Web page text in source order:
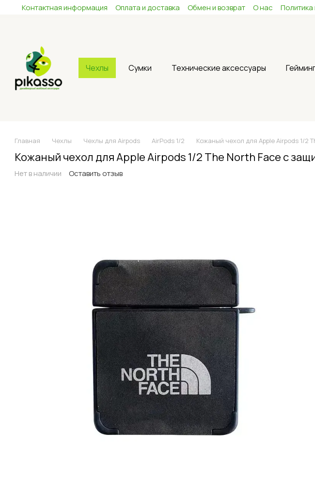
Перейти к основному контенту
Контактная информация Оплата и доставка Обмен и возврат О нас
Чехлы Сумки Технические аксессуары
Главная Чехлы Чехлы для Airpods AirPods 1/2 Кожаный чехол для Apple Airpods 1/2
Кожаный чехол для Apple Airpods 1/2 The North Face с
Нет в наличии Оставить отзыв